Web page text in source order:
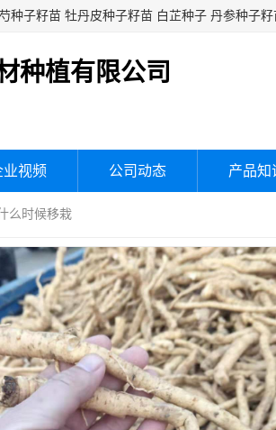
种植有限公司
业视频 公司动态 产品知
么时候移栽